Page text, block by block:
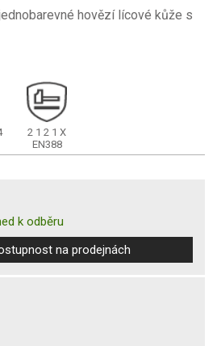
hovězí lícové kůže s
2 1 2 1 X
EN388
k odběru
na prodejnách